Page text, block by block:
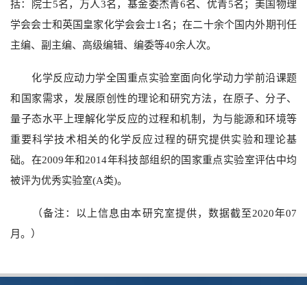
括：院士5名，万人3名，基金委杰青6名、优青5名；美国物理
学会会士和英国皇家化学会会士1名；在二十余个国内外期刊任
主编、副主编、高级编辑、编委等40余人次。
化学反应动力学全国重点实验室面向化学动力学前沿课题
和国家需求，发展原创性的理论和研究方法，在原子、分子、
量子态水平上理解化学反应的过程和机制，为与能源和环境等
重要科学技术相关的化学反应过程的研究提供实验和理论基
础。在2009年和2014年科技部组织的国家重点实验室评估中均
被评为优秀实验室(A类)。
（备注：以上信息由本研究室提供，数据截至2020年07
月。）